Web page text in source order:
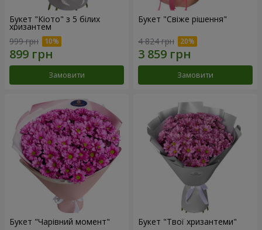
Букет "Кіото" з 5 білих
хризантем
999 грн
Замовити
Букет "Свіже рішення"
4 824 грн
Замовити
Букет "Чарівний момент" Букет "Твої хризантеми"